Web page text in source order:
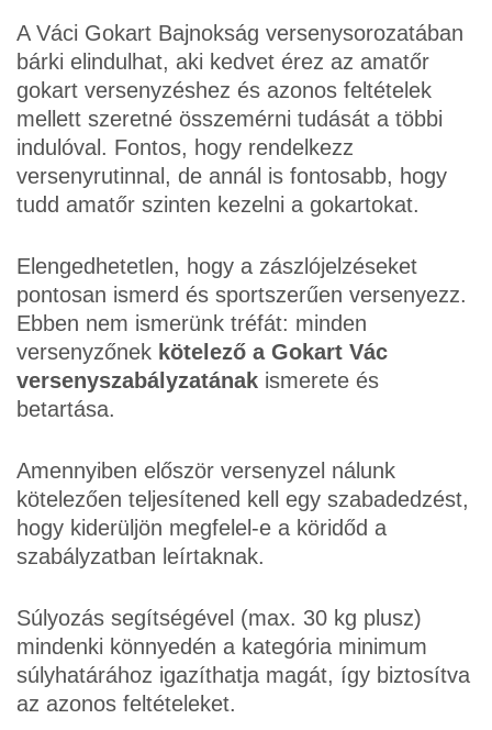
A Váci Gokart Bajnokság versenysorozatában
bárki elindulhat, aki kedvet érez az amatőr
gokart versenyzéshez és azonos feltételek
mellett szeretné összemérni tudását a többi
indulóval. Fontos, hogy rendelkezz
versenyrutinnal, de annál is fontosabb, hogy
tudd amatőr szinten kezelni a gokartokat.
Elengedhetetlen, hogy a zászlójelzéseket
pontosan ismerd és sportszerűen versenyezz.
Ebben nem ismerünk tréfát: minden
versenyzőnek kötelező a Gokart Vác
versenyszabályzatának ismerete és
betartása.
Amennyiben először versenyzel nálunk
kötelezően teljesítened kell egy szabadedzést,
hogy kiderüljön megfelel-e a köridőd a
szabályzatban leírtaknak.
Súlyozás segítségével (max. 30 kg plusz)
mindenki könnyedén a kategória minimum
súlyhatárához igazíthatja magát, így biztosítva
az azonos feltételeket.